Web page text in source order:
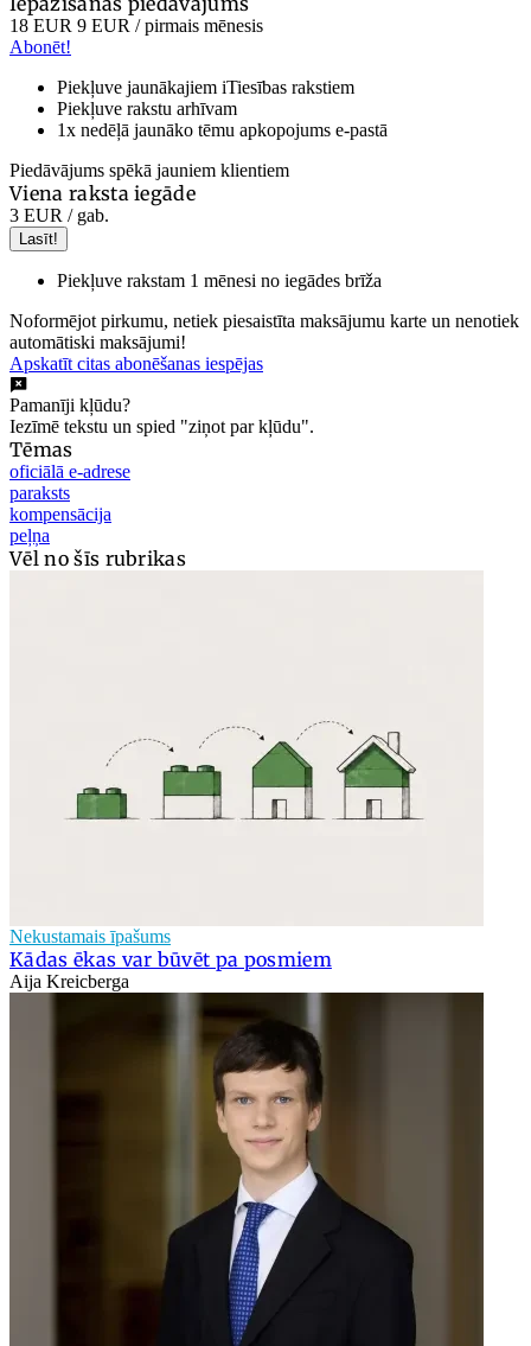
18 EUR 9 EUR / pirmais mēnesis
Abonēt!
Piekļuve jaunākajiem iTiesības rakstiem
Piekļuve rakstu arhīvam
1x nedēļā jaunāko tēmu apkopojums e-pastā
Piedāvājums spēkā jauniem klientiem
Viena raksta iegāde
3 EUR / gab.
Lasīt!
Piekļuve rakstam 1 mēnesi no iegādes brīža
Noformējot pirkumu, netiek piesaistīta maksājumu karte un nenotiek
automātiski maksājumi!
Apskatīt citas abonēšanas iespējas
Pamanīji kļūdu?
Iezīmē tekstu un spied "ziņot par kļūdu".
Tēmas
oficiālā e-adrese
paraksts
kompensācija
peļņa
Vēl no šīs rubrikas
Nekustamais īpašums
Kādas ēkas var būvēt pa posmiem
Aija Kreicberga